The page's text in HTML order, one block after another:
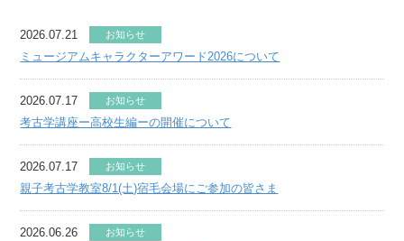
2026.07.21 お知らせ
ミュージアムキャラクターアワード2026について
2026.07.17 お知らせ
考古学講座ー高校生編ーの開催について
2026.07.17 お知らせ
親子考古学教室8/1(土)宿毛会場にご参加の皆さま
2026.06.26 お知らせ